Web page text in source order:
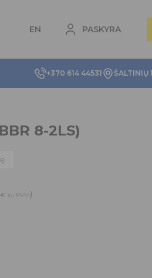
EN PASKYRA
+370 614 44531 ŠALTINIŲ
8-2LS)
€ su PVM)